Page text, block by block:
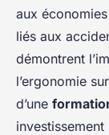
aux
liés aux
démontrent
l’ergonomie
d’une